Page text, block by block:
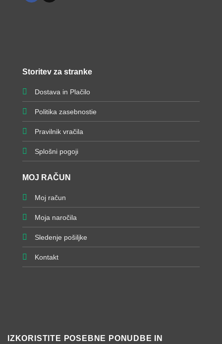
Storitev za stranke
Dostava in Plačilo
Politika zasebnostie
Pravilnik vračila
Splošni pogoji
MOJ RAČUN
Moj račun
Moja naročila
Sledenje pošiljke
Kontakt
IZKORISTITE POSEBNE PONUDBE IN